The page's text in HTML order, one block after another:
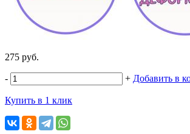
275 руб.
- + Добавить в
Купить в 1 клик